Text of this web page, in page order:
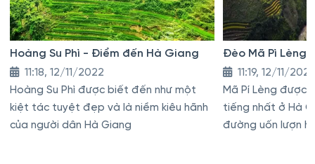
Hoàng Su Phì - Điểm đến Hà Giang
11:18, 12/11/2022
Hoàng Su Phì được biết đến như một
kiệt tác tuyệt đẹp và là niềm kiêu hãnh
của người dân Hà Giang
Đèo Mã Pì Lèng
11:19, 12/11/
Mã Pí Lèng được
tiếng nhất ở Hà
đường uốn lượn